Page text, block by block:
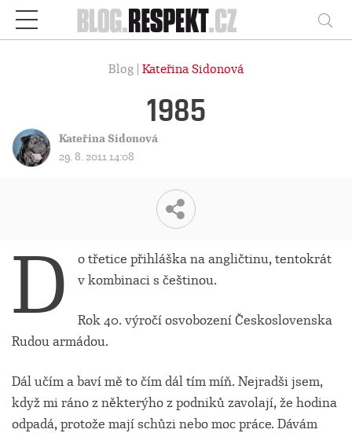
Respekt
Blog | Kateřina Sidonová
1985
Kateřina Sidonová
29. 8. 2011 14:08
D
o třetice přihláška na angličtinu, tentokrát
v kombinaci s češtinou.
Rok 40. výročí osvobození Československa
Rudou armádou.
Dál učím a baví mě to čím dál tím míň. Nejradši jsem,
když mi ráno z některýho z podniků zavolají, že hodina
odpadá, protože mají schůzi nebo moc práce. Dávám